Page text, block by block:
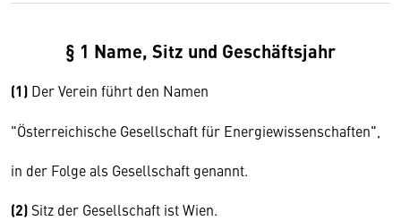
§ 1 Name, Sitz und Geschäftsjahr
(1) Der Verein führt den Namen
"Österreichische Gesellschaft für Energiewissenschaften",
in der Folge als Gesellschaft genannt.
(2) Sitz der Gesellschaft ist Wien.